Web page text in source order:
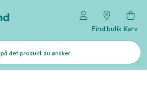
Find butik Kurv